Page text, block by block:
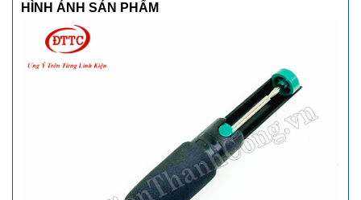
HÌNH ẢNH SẢN PHẨM